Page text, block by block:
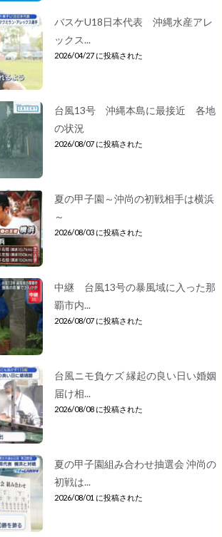
バスケU18日本代表 沖縄水産アレ
ックス...
2026/04/27 に投稿された
台風13号 沖縄本島に最接近 各地
の状況
2026/08/07 に投稿された
夏の甲子園～沖尚の初戦相手は横浜
～
2026/08/03 に投稿された
中継 台風13号の暴風域に入った那
覇市内...
2026/08/07 に投稿された
台風ニモ負ケズ 縁起の良い日い婚姻
届け相...
2026/08/08 に投稿された
夏の甲子園組み合わせ抽選会 沖尚の
初戦は...
2026/08/01 に投稿された